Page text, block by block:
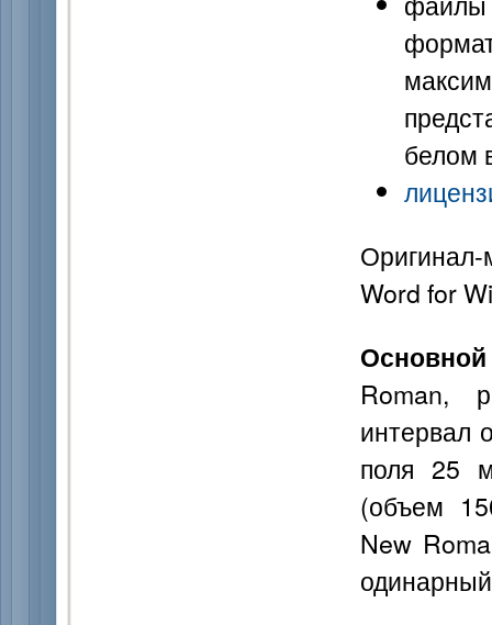
белом
Word for
Основной
Roman,
интервал
поля 25
(объем
New